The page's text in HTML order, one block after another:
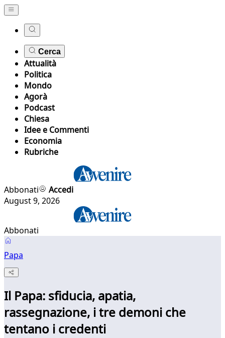
Cerca
Attualità
Politica
Mondo
Agorà
Podcast
Chiesa
Idee e Commenti
Economia
Rubriche
Abbonati
Accedi
August 9, 2026
Abbonati
Papa
Il Papa: sfiducia, apatia,
rassegnazione, i tre demoni che
tentano i credenti